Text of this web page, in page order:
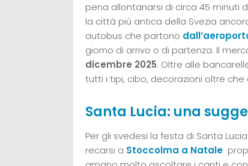
pena allontanarsi di circa 45 minuti
la città più antica della Svezia
autobus che partono
giorno di arrivo o di partenza. Il
dicembre 2025. Oltre alle
tutti i tipi, cibo, decorazioni oltre che
Santa Lucia: una
Per gli svedesi la festa di Santa
recarsi a Stoccolma a Natale